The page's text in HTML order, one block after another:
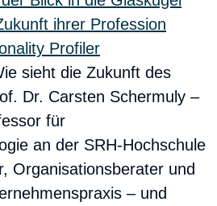
sieht die Zukunft des
Dr. Carsten Schermuly –
für
an der SRH-Hochschule
Organisationsberater und
– und